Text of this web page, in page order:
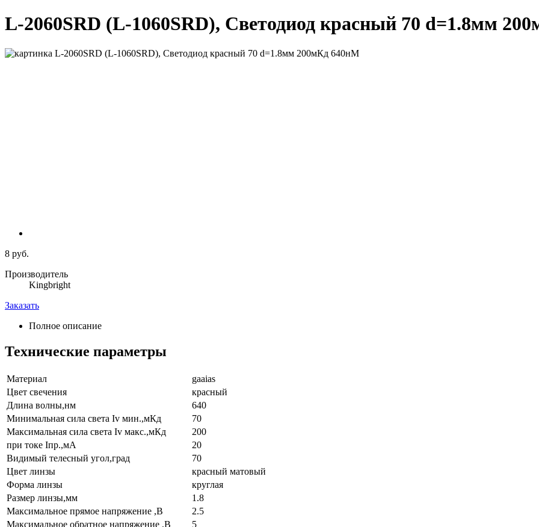
L-2060SRD (L-1060SRD), Светодиод красный 70 d=1.8мм
8 руб.
Производитель
Kingbright
Заказать
Полное описание
Технические параметры
Материал
gaaias
Цвет свечения
красный
Длина волны,нм
640
Минимальная сила света Iv мин.,мКд
70
Максимальная сила света Iv макс.,мКд
200
при токе Iпр.,мА
20
Видимый телесный угол,град
70
Цвет линзы
красный матовый
Форма линзы
круглая
Размер линзы,мм
1.8
Максимальное прямое напряжение ,В
2.5
Максимальное обратное напряжение ,В
5